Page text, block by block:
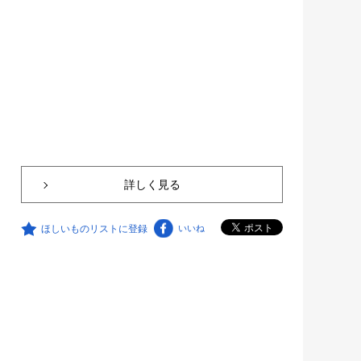
詳しく見る
ほしいものリストに登録 いいね